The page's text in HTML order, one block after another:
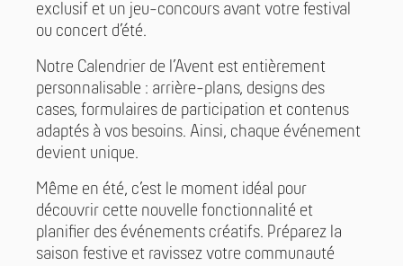
exclusif et un jeu-concours avant votre festival
ou concert d’été.
Notre Calendrier de l’Avent est entièrement
personnalisable : arrière-plans, designs des
cases, formulaires de participation et contenus
adaptés à vos besoins. Ainsi, chaque événement
devient unique.
Même en été, c’est le moment idéal pour
découvrir cette nouvelle fonctionnalité et
planifier des événements créatifs. Préparez la
saison festive et ravissez votre communauté